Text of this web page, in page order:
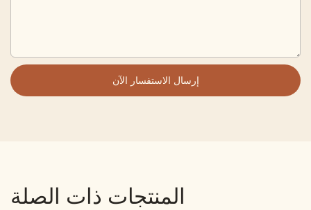
إرسال الاستفسار الآن
المنتجات ذات الصلة